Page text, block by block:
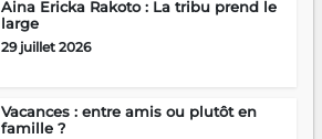
Aina Ericka Rakoto : La tribu prend le
large
29 juillet 2026
Vacances : entre amis ou plutôt en
famille ?